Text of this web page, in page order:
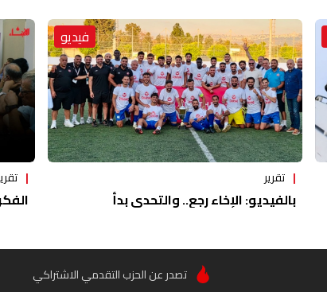
فيديو
تقرير
بالفيديو: الإخاء رجع.. والتحدي بدأ
تصدر عن الحزب التقدمي الاشتراكي